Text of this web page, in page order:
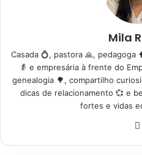
Mila
Casada 💍, pastora 🙏, pedagoga
👵 e empresária à frente do
genealogia 🌳, compartilho
dicas de relacionamento 💞 e
fortes e vidas